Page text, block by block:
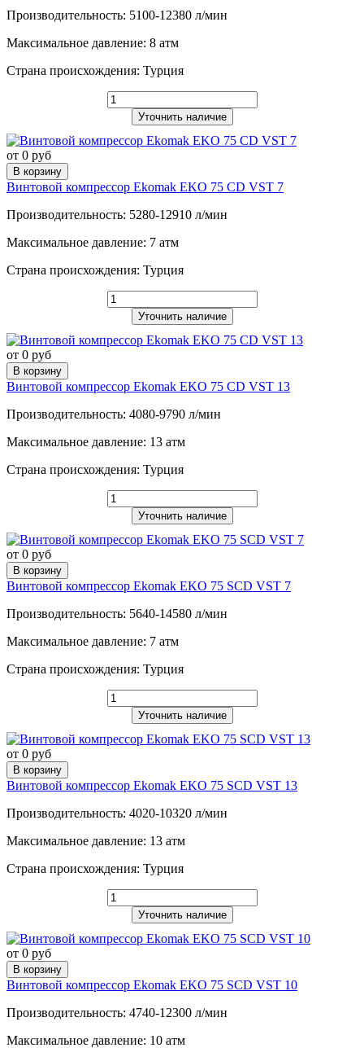
Производительность: 5100-12380 л/мин
Максимальное давление: 8 атм
Страна происхождения: Турция
Уточнить наличие
от 0 руб
В корзину
Винтовой компрессор Ekomak EKO 75 CD VST 7
Производительность: 5280-12910 л/мин
Максимальное давление: 7 атм
Страна происхождения: Турция
Уточнить наличие
от 0 руб
В корзину
Винтовой компрессор Ekomak EKO 75 CD VST 13
Производительность: 4080-9790 л/мин
Максимальное давление: 13 атм
Страна происхождения: Турция
Уточнить наличие
от 0 руб
В корзину
Винтовой компрессор Ekomak EKO 75 SCD VST 7
Производительность: 5640-14580 л/мин
Максимальное давление: 7 атм
Страна происхождения: Турция
Уточнить наличие
от 0 руб
В корзину
Винтовой компрессор Ekomak EKO 75 SCD VST 13
Производительность: 4020-10320 л/мин
Максимальное давление: 13 атм
Страна происхождения: Турция
Уточнить наличие
от 0 руб
В корзину
Винтовой компрессор Ekomak EKO 75 SCD VST 10
Производительность: 4740-12300 л/мин
Максимальное давление: 10 атм